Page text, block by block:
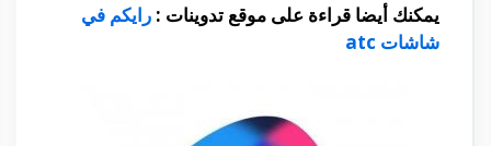
يمكنك أيضا قراءة على موقع تدوينات : رايكم في
شاشات atc